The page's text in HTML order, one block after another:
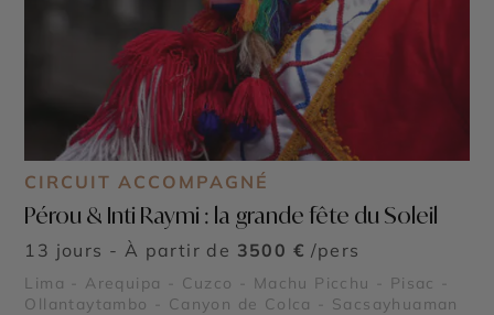
CIRCUIT ACCOMPAGNÉ
Pérou & Inti Raymi : la grande fête du Soleil
13 jours - À partir de 3500 € /pers
Lima - Arequipa - Cuzco - Machu Picchu - Pisac -
Ollantaytambo - Canyon de Colca - Sacsayhuaman